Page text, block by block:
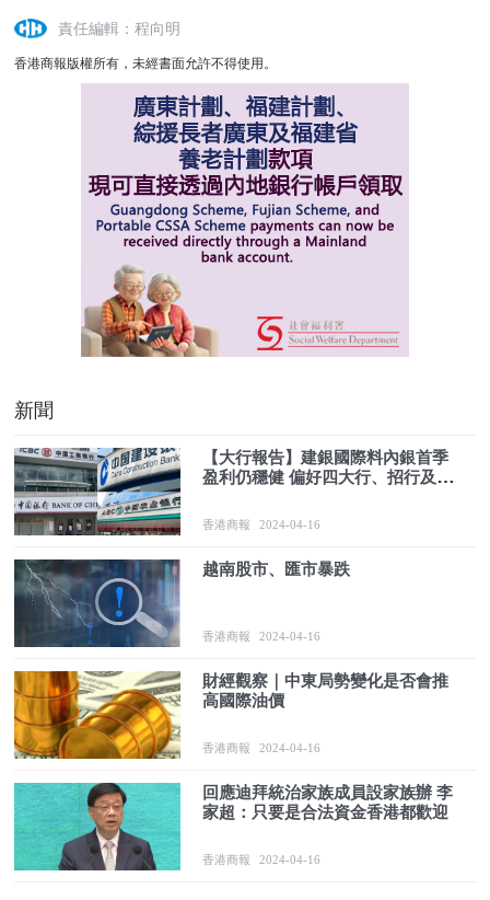
責任編輯：程向明
香港商報版權所有，未經書面允許不得使用。
新聞
【大行報告】建銀國際料內銀首季
盈利仍穩健 偏好四大行、招行及信
香港商報 2024-04-16
越南股市、匯市暴跌
香港商報 2024-04-16
財經觀察｜中東局勢變化是否會推
高國際油價
香港商報 2024-04-16
回應迪拜統治家族成員設家族辦 李
家超：只要是合法資金香港都歡迎
香港商報 2024-04-16